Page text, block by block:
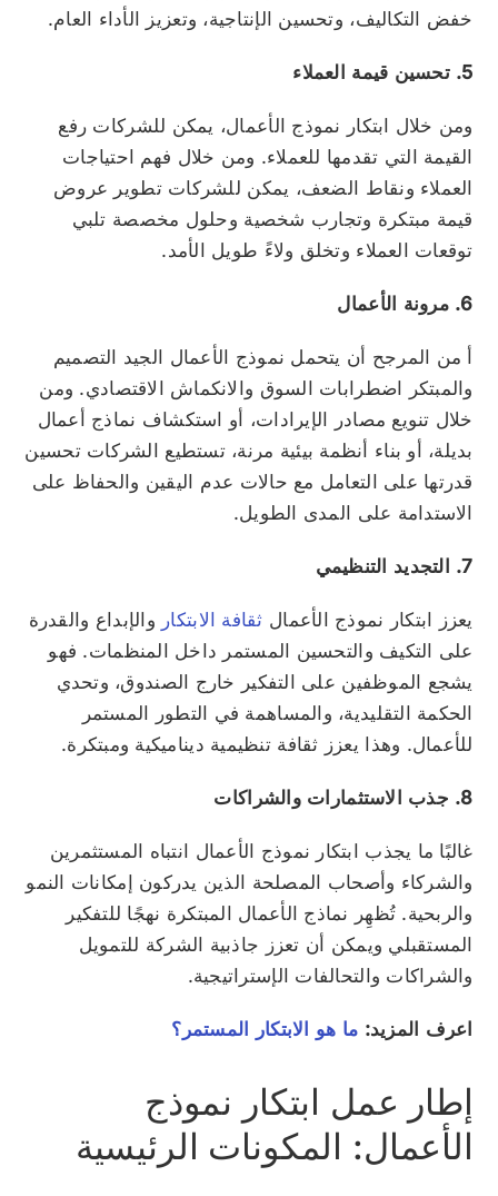
خفض التكاليف، وتحسين الإنتاجية، وتعزيز الأداء العام.
5. تحسين قيمة العملاء
ومن خلال ابتكار نموذج الأعمال، يمكن للشركات رفع
القيمة التي تقدمها للعملاء. ومن خلال فهم احتياجات
العملاء ونقاط الضعف، يمكن للشركات تطوير عروض
قيمة مبتكرة وتجارب شخصية وحلول مخصصة تلبي
توقعات العملاء وتخلق ولاءً طويل الأمد.
6. مرونة الأعمال
أ من المرجح أن يتحمل نموذج الأعمال الجيد التصميم
والمبتكر اضطرابات السوق والانكماش الاقتصادي. ومن
خلال تنويع مصادر الإيرادات، أو استكشاف نماذج أعمال
بديلة، أو بناء أنظمة بيئية مرنة، تستطيع الشركات تحسين
قدرتها على التعامل مع حالات عدم اليقين والحفاظ على
الاستدامة على المدى الطويل.
7. التجديد التنظيمي
يعزز ابتكار نموذج الأعمال ثقافة الابتكار والإبداع والقدرة
على التكيف والتحسين المستمر داخل المنظمات. فهو
يشجع الموظفين على التفكير خارج الصندوق، وتحدي
الحكمة التقليدية، والمساهمة في التطور المستمر
للأعمال. وهذا يعزز ثقافة تنظيمية ديناميكية ومبتكرة.
8. جذب الاستثمارات والشراكات
غالبًا ما يجذب ابتكار نموذج الأعمال انتباه المستثمرين
والشركاء وأصحاب المصلحة الذين يدركون إمكانات النمو
والربحية. تُظهِر نماذج الأعمال المبتكرة نهجًا للتفكير
المستقبلي ويمكن أن تعزز جاذبية الشركة للتمويل
والشراكات والتحالفات الإستراتيجية.
اعرف المزيد: ما هو الابتكار المستمر؟
إطار عمل ابتكار نموذج
الأعمال: المكونات الرئيسية